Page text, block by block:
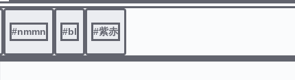
#nmmn #bl #紫赤